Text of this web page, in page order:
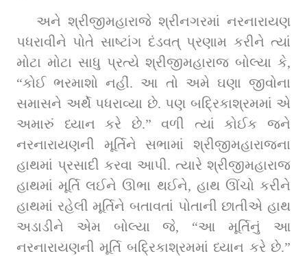
અને શ્રીજીમહારાજે શ્રીનગરમાં નરનારાયણ
પધરાવીને પોતે સાષ્‍ટાંગ દંડવત્ પ્રણામ કરીને ત્‍યાં
મોટા મોટા સાધુ પ્રત્‍યે શ્રીજીમહારાજ બોલ્‍યા કે,
“કોઈ ભરમાશો નહીં. આ તો અમે ઘણા જીવોના
સમાસને અર્થે પધરાવ્યા છે. પણ બદ્રિકાશ્રમમાં એ
અમારું ધ્‍યાન કરે છે.” વળી ત્‍યાં કોઈક જને
નરનારાયણની મૂર્ત‍િને સભામાં શ્રીજીમહારાજના
હાથમાં પ્રસાદી કરવા આપી. ત્‍યારે શ્રીજીમહારાજ
હાથમાં મૂર્ત‍િ લઈને ઊભા થઈને, હાથ ઊંચો કરીને
હાથમાં રહેલી મૂર્તિને બતાવતાં પોતાની છાતીએ હાથ
અડાડીને એમ બોલ્‍યા જે, “આ મૂર્ત‍િનું આ
નરનારાયણની મૂર્ત‍િ બદ્રિકાશ્રમમાં ધ્‍યાન કરે છે.”